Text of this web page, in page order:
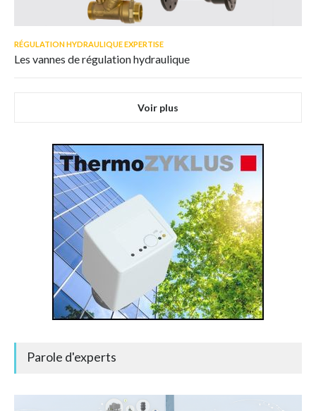
RÉGULATION HYDRAULIQUE EXPERTISE
Les vannes de régulation hydraulique
Voir plus
Parole d'experts